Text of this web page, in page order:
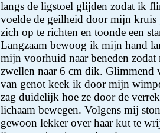
langs de ligstoel glijden zodat ik
voelde de geilheid door mijn
zich op te richten en toonde een
Langzaam bewoog ik mijn hand
mijn voorhuid naar beneden
zwellen naar 6 cm dik. Glimmend
van genot keek ik door mijn
zag duidelijk hoe ze door de
lichaam bewegen. Volgens mij
gewoon lekker over haar kut te